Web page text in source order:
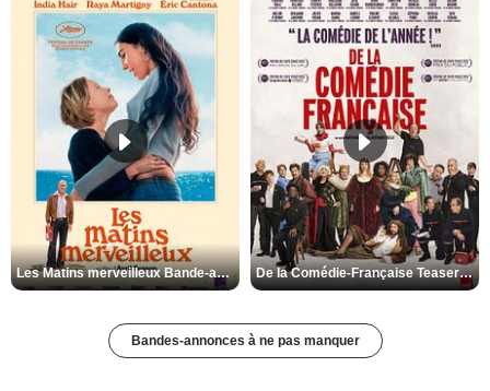
Les Matins merveilleux Bande-annonce VF De la Comédie-Française Teaser VF
Bandes-annonces à ne pas manquer